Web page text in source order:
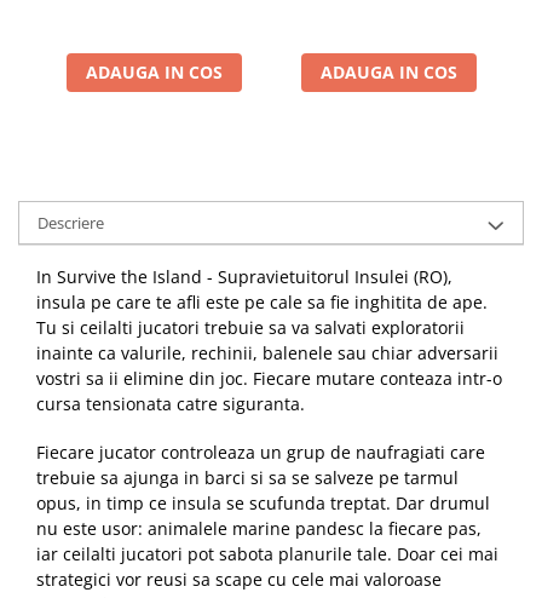
ADAUGA IN COS ADAUGA IN COS
Descriere
In Survive the Island - Supravietuitorul Insulei (RO),
insula pe care te afli este pe cale sa fie inghitita de ape.
Tu si ceilalti jucatori trebuie sa va salvati exploratorii
inainte ca valurile, rechinii, balenele sau chiar adversarii
vostri sa ii elimine din joc. Fiecare mutare conteaza intr-o
cursa tensionata catre siguranta.
Fiecare jucator controleaza un grup de naufragiati care
trebuie sa ajunga in barci si sa se salveze pe tarmul
opus, in timp ce insula se scufunda treptat. Dar drumul
nu este usor: animalele marine pandesc la fiecare pas,
iar ceilalti jucatori pot sabota planurile tale. Doar cei mai
strategici vor reusi sa scape cu cele mai valoroase